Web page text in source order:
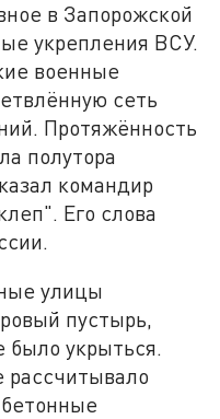
в Запорожской
укрепления ВСУ.
военные
сеть
Протяжённость
полутора
командир
Его слова
улицы
пустырь,
было укрыться.
рассчитывало